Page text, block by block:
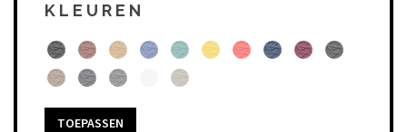
KLEUREN
TOEPASSEN